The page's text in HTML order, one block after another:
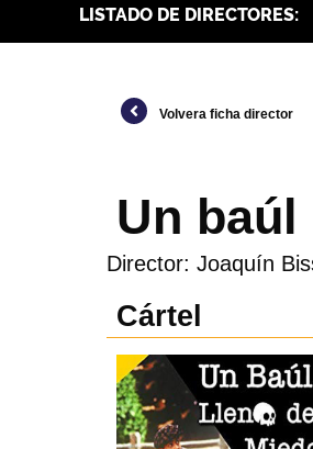
LISTADO DE DIRECTORES:
Volvera ficha director
Un
Director: Joaquín
Cártel